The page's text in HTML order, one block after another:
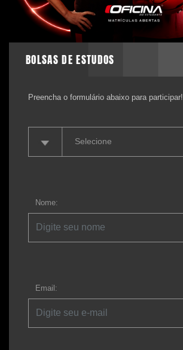
BOLSAS DE ESTUDOS
Preencha o formulário abaixo para participar!
Nome:
Email: